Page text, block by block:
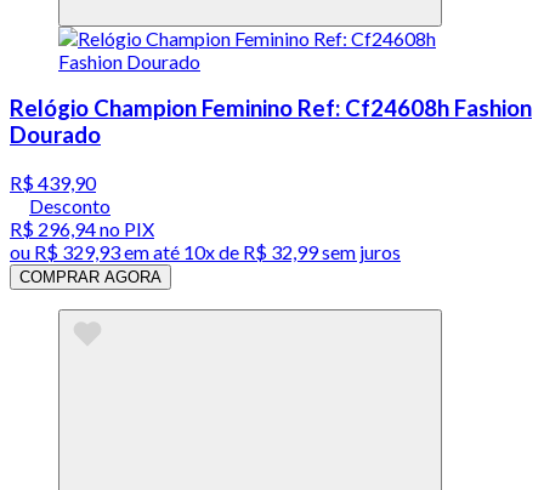
Relógio Champion Feminino Ref: Cf24608h Fashion
Dourado
R$ 439,90
Desconto
R$ 296,94no PIX
ou R$ 329,93em até 10x de R$ 32,99 sem juros
COMPRAR AGORA